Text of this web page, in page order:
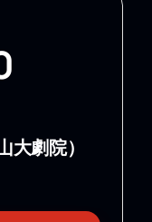
大劇院）